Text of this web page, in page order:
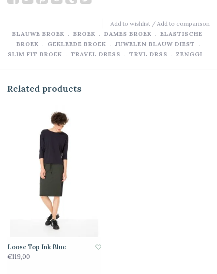
Add to wishlist / Add to comparison
BLAUWE BROEK ﹒ BROEK ﹒ DAMES BROEK ﹒ ELASTISCHE
BROEK ﹒ GEKLEEDE BROEK ﹒ JUWELEN BLAUW DIEST
﹒
SLIM FIT BROEK ﹒ TRAVEL DRESS ﹒ TRVL DRSS ﹒ ZENGGI
Related products
Loose Top Ink Blue
€119,00